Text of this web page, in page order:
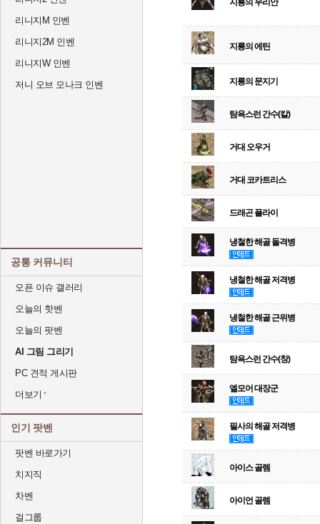
리니지M 인벤
리니지2M 인벤
리니지W 인벤
저니 오브 모나크 인벤
공통 커뮤니티
오픈 이슈 갤러리
오늘의 핫벤
오늘의 팟벤
AI 그림 그리기
PC 견적 게시판
더보기
인기 팟벤
팟벤 바로가기
치지직
차벤
걸그룹
지룡의 무리안
지룡의 에틴
지룡의 문지기
탐욕스런 간수(칼)
거대 오우거
거대 코카트리스
드래곤 플라이
냉철한 해골 돌격병
냉철한 해골 저격병
냉철한 해골 근위병
탐욕스런 간수(창)
엘모어 대장군
필사의 해골 저격병
아이스 골렘
아이언 골렘